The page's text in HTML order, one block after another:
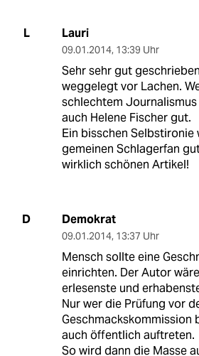
L Lauri
09.01.2014, 13:39 Uhr
Sehr sehr gut
weggelegt vor Lachen.
schlechtem
auch Helene Fischer gut.
Ein bisschen Selbstironie
gemeinen Schlagerfan
wirklich schönen Artikel!
D Demokrat
09.01.2014, 13:37 Uhr
Mensch sollte eine
einrichten. Der Autor
erlesenste und
Nur wer die Prüfung vor
Geschmackskommission
auch öffentlich auftreten.
So wird dann die Masse